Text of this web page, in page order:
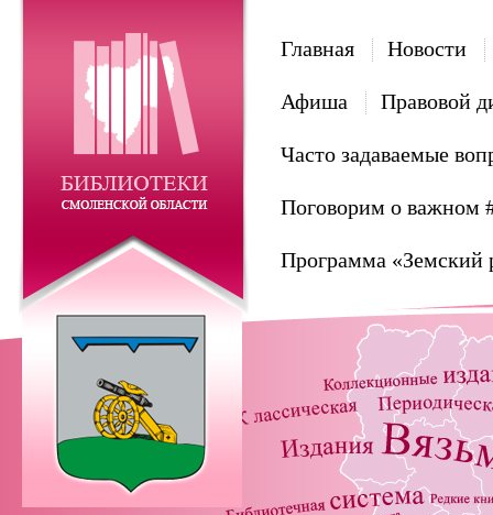
Главная Новости
Афиша Правовой
Часто задаваемые
Поговорим о важном
Программа «Земский